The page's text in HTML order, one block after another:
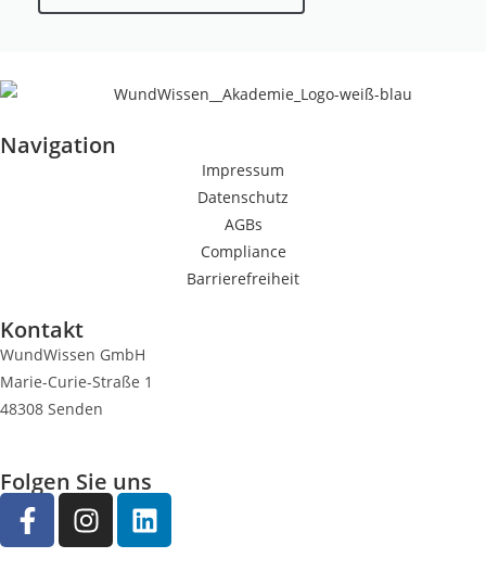
Navigation
Impressum
Datenschutz
AGBs
Compliance
Barrierefreiheit
Kontakt
WundWissen GmbH
Marie-Curie-Straße 1
48308 Senden
Folgen Sie uns